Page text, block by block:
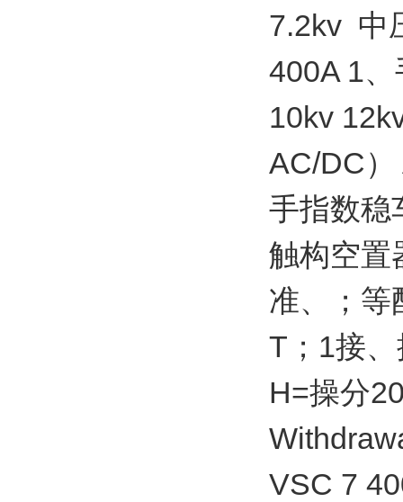
7.2kv 中
400A 1
10kv
AC/DC
手指数稳
触构空置
准、；等
T；1接
H=操分
VSC 7